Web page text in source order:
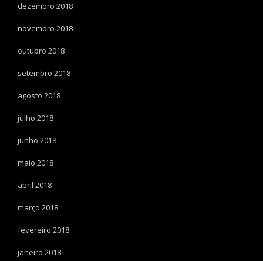
dezembro 2018
novembro 2018
outubro 2018
setembro 2018
agosto 2018
julho 2018
junho 2018
maio 2018
abril 2018
março 2018
fevereiro 2018
janeiro 2018